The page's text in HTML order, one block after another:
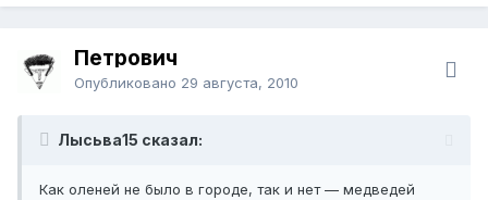
Петрович
Опубликовано 29 августа, 2010
Лысьва15 сказал:
Как оленей не было в городе, так и нет — медведей